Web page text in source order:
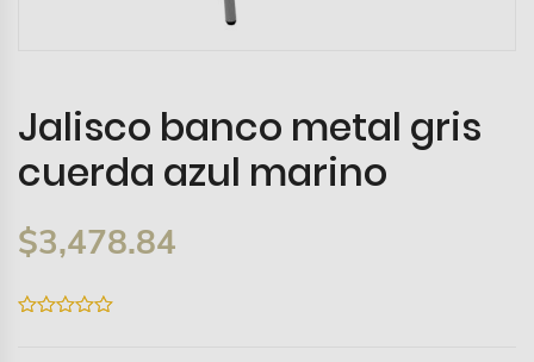
Jalisco banco metal gris
cuerda azul marino
$3,478.84